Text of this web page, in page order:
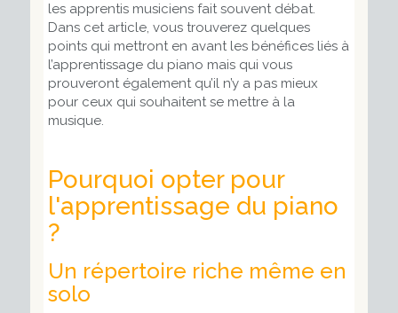
les apprentis musiciens fait souvent débat.
Dans cet article, vous trouverez quelques
points qui mettront en avant les bénéfices liés à
l’apprentissage du piano mais qui vous
prouveront également qu’il n’y a pas mieux
pour ceux qui souhaitent se mettre à la
musique.
Pourquoi opter pour
l'apprentissage du piano
?
Un répertoire riche même en
solo